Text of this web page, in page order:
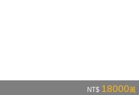
NT$ 18000萬